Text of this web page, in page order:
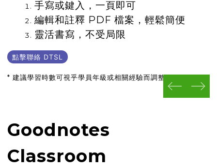
手寫或鍵入，一頁即可
編輯和註釋 PDF 檔案，輕鬆簡便
靈活書寫，不受局限
點擊聯絡 DTSL
* 建議學習時數可視乎學員年級或相關經驗而調整
prev next
Goodnotes
Classroom